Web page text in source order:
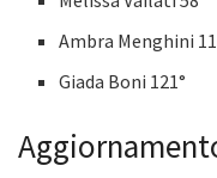
Ambra Menghini
Giada Boni 121°